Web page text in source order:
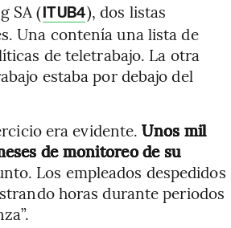
SA (ITUB4), dos listas
Una contenía una lista de
de teletrabajo. La otra
estaba por debajo del
era evidente.Unos mil
de monitoreo de su
Los empleados despedidos
horas durante periodos